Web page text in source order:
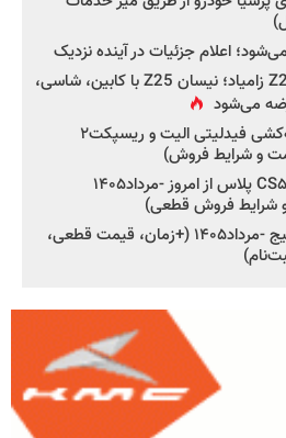
اعلام جزئیات در آینده نزدیک
جزئیات جدید از پروژه Z25 زامیاد؛ نیسان Z25 با کابین، شاسی،
می‌شود
شروع فروش بدون قرعه‌کشی فیدلیتی الیت و ریسپکت۲
شروع ثبت‌نام چانگان CS۵۵ پلاس از امروز -مرداد۱۴۰۵
شرایط فروش قطعی)
شروع فروش کیا اسپورتیج -مرداد۱۴۰۵ (+زمان، قیمت قطعی،